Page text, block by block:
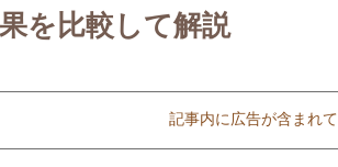
を比較して解説
記事内に広告が含まれて